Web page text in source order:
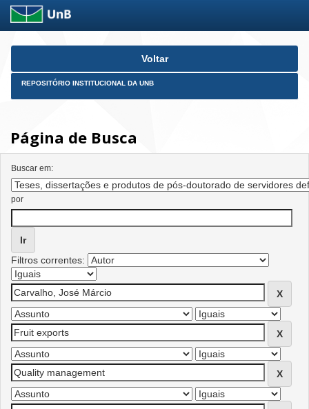
Skip
Voltar
REPOSITÓRIO INSTITUCIONAL DA UNB
Página de Busca
Buscar em:
por
Filtros correntes: